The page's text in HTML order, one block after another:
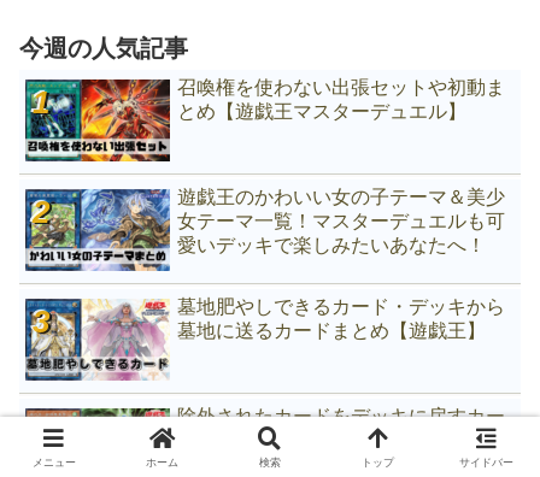
今週の人気記事
召喚権を使わない出張セットや初動ま
とめ【遊戯王マスターデュエル】
遊戯王のかわいい女の子テーマ＆美少
女テーマ一覧！マスターデュエルも可
愛いデッキで楽しみたいあなたへ！
墓地肥やしできるカード・デッキから
墓地に送るカードまとめ【遊戯王】
除外されたカードをデッキに戻すカー
ドまとめ【遊戯王マスターデュエル】
メニュー ホーム 検索 トップ サイドバー